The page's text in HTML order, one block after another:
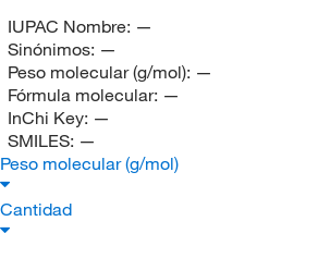
IUPAC Nombre: —
Sinónimos: —
Peso molecular (g/mol): —
Fórmula molecular: —
InChi Key: —
SMILES: —
Peso molecular (g/mol)
Cantidad